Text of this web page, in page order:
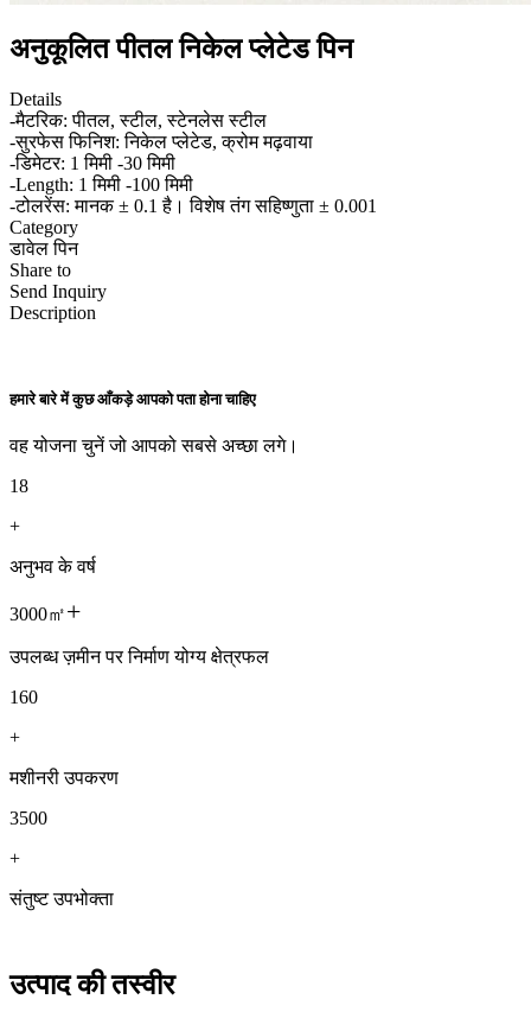
अनुकूलित पीतल निकेल प्लेटेड पिन
Details
-मैटरिक: पीतल, स्टील, स्टेनलेस स्टील
-सुरफेस फिनिश: निकेल प्लेटेड, क्रोम मढ़वाया
-डिमेटर: 1 मिमी -30 मिमी
-Length: 1 मिमी -100 मिमी
-टोलरेंस: मानक ± 0.1 है। विशेष तंग सहिष्णुता ± 0.001
Category
डावेल पिन
Share to
Send Inquiry
Description
हमारे बारे में कुछ आँकड़े आपको पता होना चाहिए
वह योजना चुनें जो आपको सबसे अच्छा लगे।
18
+
अनुभव के वर्ष
3000㎡+
उपलब्ध ज़मीन पर निर्माण योग्य क्षेत्रफल
160
+
मशीनरी उपकरण
3500
+
संतुष्ट उपभोक्ता
उत्पाद की तस्वीर